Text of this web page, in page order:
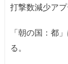
打撃数減少アプ
「朝の国：都
る。